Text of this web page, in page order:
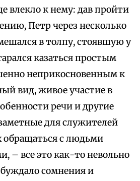
влекло к нему: дав пройти
Петр через несколько
в толпу, стоявшую у
казаться простым
неприкосновенным к
вид, живое участие в
речи и другие
для служителей
с людьми
– все это как-то невольно
сомнения и